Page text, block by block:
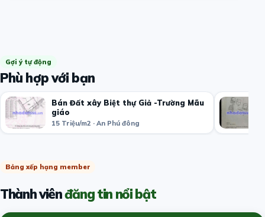
Gợi ý tự động
Phù hợp với bạn
Bán Đất xây Biệt thự Giả -Trường Mãu
giáo
15 Triệu/m2 · An Phú đông
Bảng xếp hạng member
Thành viênđăng tin nổi bật